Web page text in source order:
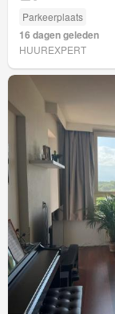
Parkeerplaats
16 dagen geleden
HUUREXPERT